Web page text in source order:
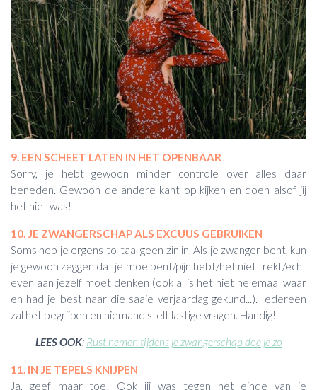
9. EEN SCHEET LATEN IN HET OPENBAAR
Sorry, je hebt gewoon minder controle over alles daar
beneden. Gewoon de andere kant op kijken en doen alsof jij
het niet was!
10. JE ZWANGERSCHAP ALS EXCUUS GEBRUIKEN
Soms heb je ergens to-taal geen zin in. Als je zwanger bent, kun
je gewoon zeggen dat je moe bent/pijn hebt/het niet trekt/echt
even aan jezelf moet denken (ook al is het niet helemaal waar
en had je best naar die saaie verjaardag gekund...). Iedereen
zal het begrijpen en niemand stelt lastige vragen. Handig!
LEES OOK: Rust nemen tijdens je zwangerschap doe je zo
11. IN JE TEPELS KNIJPEN
Ja, geef maar toe! Ook jij was tegen het einde van je